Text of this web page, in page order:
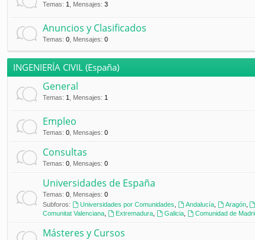
Temas: 1 Mensajes: 3
Anuncios y Clasificados
Temas: 0 Mensajes: 0
INGENIERÍA CIVIL (España)
General
Temas: 1 Mensajes: 1
Empleo
Temas: 0 Mensajes: 0
Consultas
Temas: 0 Mensajes: 0
Universidades de España
Temas: 0 Mensajes: 0
Subforos:
Universidades por Comunidades Andalucía, Aragón,
Comunitat Valenciana
Extremadura, Galicia, Comunidad de
Másteres y Cursos